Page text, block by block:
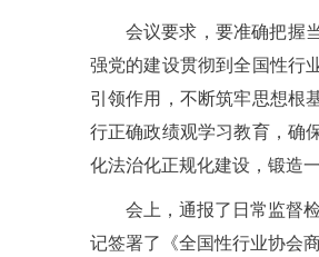
会议要求，要准确把握
强党的建设贯彻到全国性行
引领作用，不断筑牢思想根
行正确政绩观学习教育，确
化法治化正规化建设，锻造
会上，通报了日常监督
记签署了《全国性行业协会